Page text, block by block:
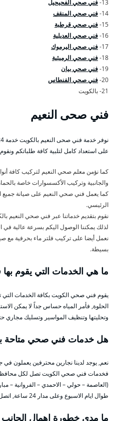
13- فني صحي الفحيحيل
14- فني صحي المنقف
15- فني صحي قرطبة
16- فني صحي العديلية
17- فني صحي اليرموك
18- فني صحي الرميثية
19- فني صحي بيان
20- فني صحي الفنطاس
21- بالكويت
فني صحى النعيم
على استعداد كامل لتلبية كافة طلباتكم
كما نؤمن معلم صحي النعيم لتركيب كافة
والجانبية وتركيب الأكسسوارات خاصة
كما يعمل فني صحي النعيم على صيانة جميع
الرئيسي.
نقوم بتقديم خدماتنا عبر فني صحي النعيم
لذلك يمكننا الوصول اليكم بسرعة عالية في
نعمل أيضا على تركيب فلتر ماء بحرفية مع
بسيطة.
ما هي الخدمات التي يقوم
يقوم فني صحي الكويت بكافة الخدمات التي
الحلوة, فأمر المياه حساس جداً لا يمكن
وتحليتها وتنظيف المواسير وتسليك
هل خدمات فني صحي متاحة
نعم, يوجد لدينا نجارين محترفين يعملون في
فخدمات فني صحي الكويت تصل لكل
(العاصمة – حولي – الاحمدي – الفروانية –
طوال ايام الاسبوع وعلى مدار 24 ساعة, اتصل بنا الآن على الرقم 55850065.
ما مدى خطورة إهمال